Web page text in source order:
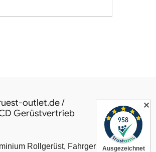
outlet.de /
Gerüstvertrieb
Rollgerüst, Fahrgerüst, Leiter,
✕